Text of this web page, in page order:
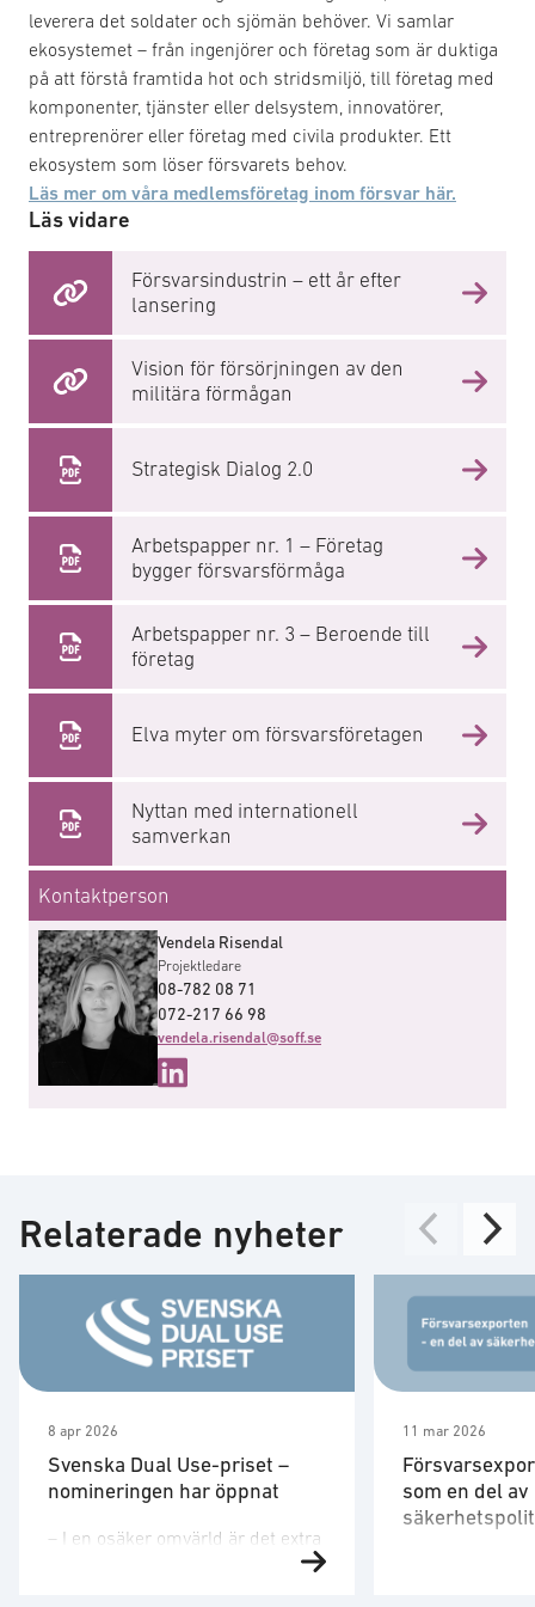
leverera det soldater och sjömän behöver. Vi samlar
ekosystemet – från ingenjörer och företag som är duktiga
på att förstå framtida hot och stridsmiljö, till företag med
komponenter, tjänster eller delsystem, innovatörer,
entreprenörer eller företag med civila produkter. Ett
ekosystem som löser försvarets behov.
Läs mer om våra medlemsföretag inom försvar här.
Läs vidare
Försvarsindustrin – ett år efter
lansering
Vision för försörjningen av den
militära förmågan
Strategisk Dialog 2.0
Arbetspapper nr. 1 – Företag
bygger försvarsförmåga
Arbetspapper nr. 3 – Beroende till
företag
Elva myter om försvarsföretagen
Nyttan med internationell
samverkan
Kontaktperson
Vendela Risendal
Projektledare
08-782 08 71
072-217 66 98
vendela.risendal@soff.se
Relaterade nyheter
8 apr 2026
Svenska Dual Use-priset –
nomineringen har öppnat
– I en osäker omvärld är det extra
viktigt att visa hur avgörande våra
11 mar 2026
som en del av